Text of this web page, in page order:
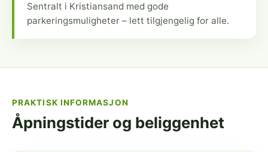
Sentralt i Kristiansand med gode
parkeringsmuligheter – lett tilgjengelig for alle.
PRAKTISK INFORMASJON
Åpningstider og beliggenhet